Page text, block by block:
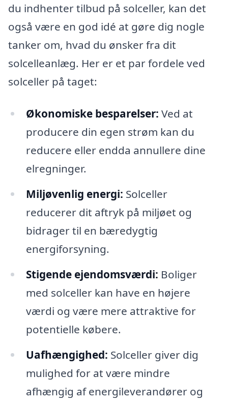
du indhenter tilbud på solceller, kan det
også være en god idé at gøre dig nogle
tanker om, hvad du ønsker fra dit
solcelleanlæg. Her er et par fordele ved
solceller på taget:
Økonomiske besparelser: Ved at
producere din egen strøm kan du
reducere eller endda annullere dine
elregninger.
Miljøvenlig energi: Solceller
reducerer dit aftryk på miljøet og
bidrager til en bæredygtig
energiforsyning.
Stigende ejendomsværdi: Boliger
med solceller kan have en højere
værdi og være mere attraktive for
potentielle købere.
Uafhængighed: Solceller giver dig
mulighed for at være mindre
afhængig af energileverandører og